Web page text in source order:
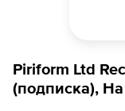
Piriform Ltd
(подписка), На